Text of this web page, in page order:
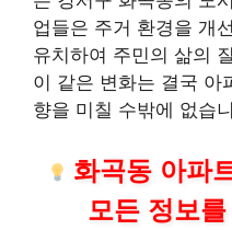
업들은 주거 환경을 개
유치하여 주민의 삶의
이 같은 변화는 결국 아
향을 미칠 수밖에 없습
화곡동 아파
모든 정보